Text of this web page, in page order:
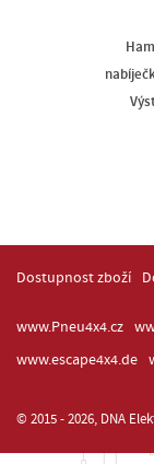
Dostupnost zboží
www.Pneu4x4.cz
www.escape4x4.de
© 2015 - 2026, DNA